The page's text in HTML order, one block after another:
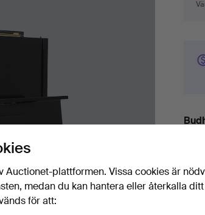
1
Auctionet-plattformen. Vissa cookies är
medan du kan hantera eller återkalla ditt
för att: